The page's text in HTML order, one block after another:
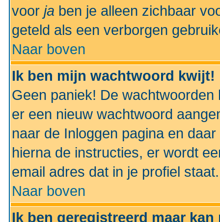
voor ja ben je alleen zichbaar
geteld als een verborgen
Naar boven
Ik ben mijn wachtwoord kwijt!
Geen paniek! De
er een nieuw wachtwoord
naar de Inloggen pagina en
hierna de instructies, er wordt
email adres dat in je profiel staat.
Naar boven
Ik ben geregistreerd maar